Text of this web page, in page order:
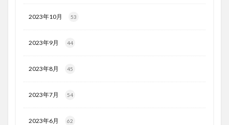
2023年10月 53
2023年9月 44
2023年8月 45
2023年7月 54
2023年6月 62